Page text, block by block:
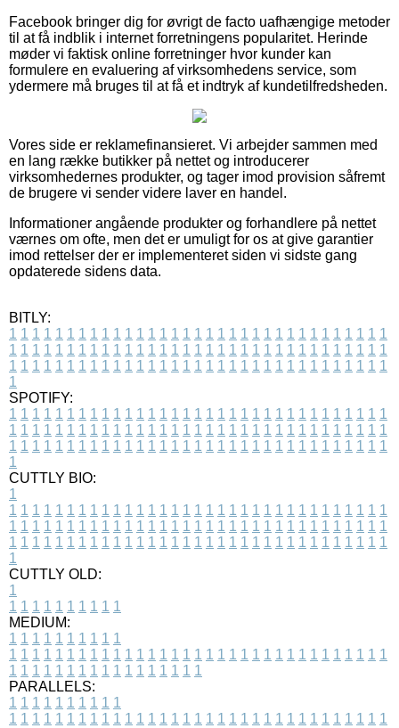
Facebook bringer dig for øvrigt de facto uafhængige metoder
til at få indblik i internet forretningens popularitet. Herinde
møder vi faktisk online forretninger hvor kunder kan
formulere en evaluering af virksomhedens service, som
ydermere må bruges til at få et indtryk af kundetilfredsheden.
Vores side er reklamefinansieret. Vi arbejder sammen med
en lang række butikker på nettet og introducerer
virksomhedernes produkter, og tager imod provision såfremt
de brugere vi sender videre laver en handel.
Informationer angående produkter og forhandlere på nettet
værnes om ofte, men det er umuligt for os at give garantier
imod rettelser der er implementeret siden vi sidste gang
opdaterede sidens data.
BITLY:
1 1 1 1 1 1 1 1 1 1 1 1 1 1 1 1 1 1 1 1 1 1 1 1 1 1 1 1 1 1 1 1 1
1 1 1 1 1 1 1 1 1 1 1 1 1 1 1 1 1 1 1 1 1 1 1 1 1 1 1 1 1 1 1 1 1
1 1 1 1 1 1 1 1 1 1 1 1 1 1 1 1 1 1 1 1 1 1 1 1 1 1 1 1 1 1 1 1 1
1
SPOTIFY:
1 1 1 1 1 1 1 1 1 1 1 1 1 1 1 1 1 1 1 1 1 1 1 1 1 1 1 1 1 1 1 1 1
1 1 1 1 1 1 1 1 1 1 1 1 1 1 1 1 1 1 1 1 1 1 1 1 1 1 1 1 1 1 1 1 1
1 1 1 1 1 1 1 1 1 1 1 1 1 1 1 1 1 1 1 1 1 1 1 1 1 1 1 1 1 1 1 1 1
1
CUTTLY BIO:
1
1 1 1 1 1 1 1 1 1 1 1 1 1 1 1 1 1 1 1 1 1 1 1 1 1 1 1 1 1 1 1 1 1
1 1 1 1 1 1 1 1 1 1 1 1 1 1 1 1 1 1 1 1 1 1 1 1 1 1 1 1 1 1 1 1 1
1 1 1 1 1 1 1 1 1 1 1 1 1 1 1 1 1 1 1 1 1 1 1 1 1 1 1 1 1 1 1 1 1
1
CUTTLY OLD:
1
1 1 1 1 1 1 1 1 1 1
MEDIUM:
1 1 1 1 1 1 1 1 1 1
1 1 1 1 1 1 1 1 1 1 1 1 1 1 1 1 1 1 1 1 1 1 1 1 1 1 1 1 1 1 1 1 1
1 1 1 1 1 1 1 1 1 1 1 1 1 1 1 1 1
PARALLELS:
1 1 1 1 1 1 1 1 1 1
1 1 1 1 1 1 1 1 1 1 1 1 1 1 1 1 1 1 1 1 1 1 1 1 1 1 1 1 1 1 1 1 1